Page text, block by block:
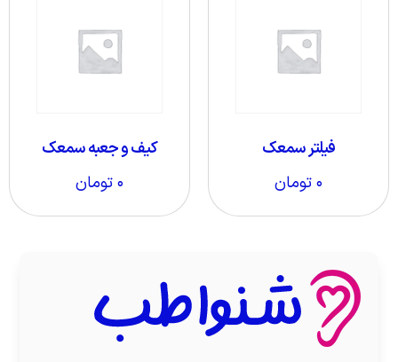
فیلتر سمعک
۰تومان
کیف و جعبه سمعک
۰تومان